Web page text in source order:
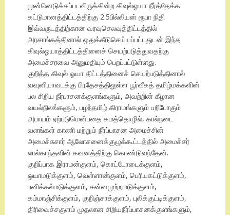
முன்னெடுக்கப்படவிருக்கின்ற கிவுல்ஓயா நீர்த்தேக்க
கட்டுமானத்திட்டத்திற்கு 2.5பில்லியன் ரூபா நிதி
இவ்வருடத்திற்கான வரவுசெலவுத்திட்டத்தில்
அரசாங்கத்தினால் ஒதுக்கீடுசெய்யப்பட்டதுடன் இந்த
கிவுல்ஓயாத்திட்டத்தினைச் செயற்படுத்துவதற்கு
அமைச்சரவை அனுமதியும் பெறப்பட்டுள்ளது.
குறித்த கிவுல் ஓயா திட்டத்தினைச் செயற்படுத்தினால்
வவுனியாவடக்கு பிரதேசத்திலுள்ள பூர்வீகத் தமிழ்மக்களின்
பல சிறிய நீர்பாசனக்குளங்களும், அவற்றின் கீழான
வயல்நிலங்களும், பழந்தமிழ் கிராமங்களும் பறிபோகும்
அபாயம் ஏற்படுமென்பதை கமத்தொழில், கால்நடை
வளங்கள் காணி மற்றும் நீர்ப்பாசன அமைச்சின்
அமைச்சுசார் ஆலோசனைக்குழுக்கூட்டத்தில் அமைச்சர்
லால்காந்தவின் கவனத்திற்கு கொண்டுவந்தேன்.
குறிப்பாக இராமன்குளம், கொட்டோடைக்குளம்,
ஒயாமடுக்குளம், வெள்ளான்குளம், பெரியகட்டுக்குளம்,
பனிக்கல்மடுக்குளம், சன்னமுற்றமடுக்குளம்,
கம்மாஞ்சிக்குளம், குறிஞ்சாக்குளம், புலிக்குட்டிக்குளம்,
திரிவைச்சகுளம் முதலான சிறியநீர்ப்பாசனக்குளங்களும்,